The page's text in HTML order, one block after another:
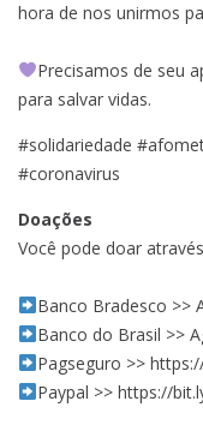
hora de nos unirmos
Precisamos de seu
para salvar vidas.
#solidariedade
#coronavirus
Doações
Você pode doar
Banco Bradesco >>
Banco do Brasil >>
Pagseguro >>
Paypal >> https://